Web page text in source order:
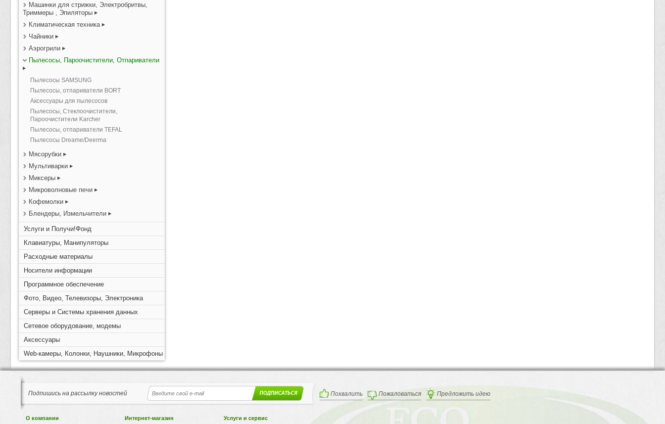
Машинки для стрижки, Электробритвы,
Триммеры , Эпиляторы
Климатическая техника
Чайники
Аэрогрили
Пылесосы, Пароочистители, Отпариватели
Пылесосы SAMSUNG
Пылесосы, отпариватели BORT
Аксессуары для пылесосов
Пылесосы, Стеклоочистители,
Пароочистители Karcher
Пылесосы, отпариватели TEFAL
Пылесосы Dreame/Deerma
Мясорубки
Мультиварки
Миксеры
Микроволновые печи
Кофемолки
Блендеры, Измельчители
Услуги и Получи!Фонд
Клавиатуры, Манипуляторы
Расходные материалы
Носители информации
Программное обеспечение
Фото, Видео, Телевизоры, Электроника
Серверы и Системы хранения данных
Сетевое оборудование, модемы
Аксессуары
Web-камеры, Колонки, Наушники, Микрофоны
Подпишись на рассылку новостей Похвалить Пожаловаться Предложить идею
О компании
Интернет-магазин
Услуги и сервис